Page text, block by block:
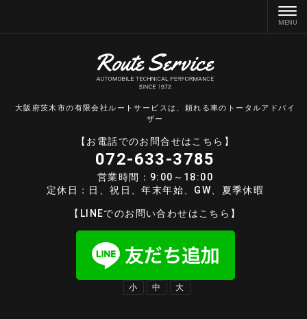
大阪府茨木市の有限会社ルートサービスは、頼れる車のトータルアドバイ
ザー
【お電話でのお問合せはこちら】
072-633-3785
営業時間：9:00～18:00
定休日：日、祝日、年末年始、GW、夏季休暇
【LINEでのお問い合わせはこちら】
小 中 大